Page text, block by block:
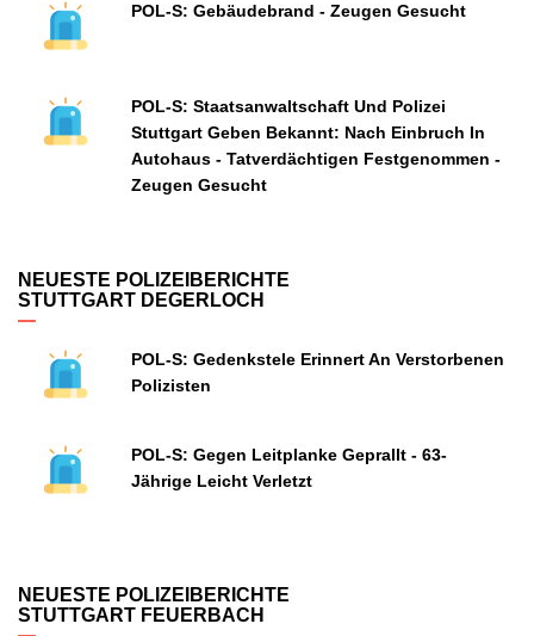
POL-S: Gebäudebrand - Zeugen Gesucht
POL-S: Staatsanwaltschaft Und Polizei
Stuttgart Geben Bekannt: Nach Einbruch In
Autohaus - Tatverdächtigen Festgenommen -
Zeugen Gesucht
NEUESTE POLIZEIBERICHTE
STUTTGART DEGERLOCH
POL-S: Gedenkstele Erinnert An Verstorbenen
Polizisten
POL-S: Gegen Leitplanke Geprallt - 63-
Jährige Leicht Verletzt
NEUESTE POLIZEIBERICHTE
STUTTGART FEUERBACH